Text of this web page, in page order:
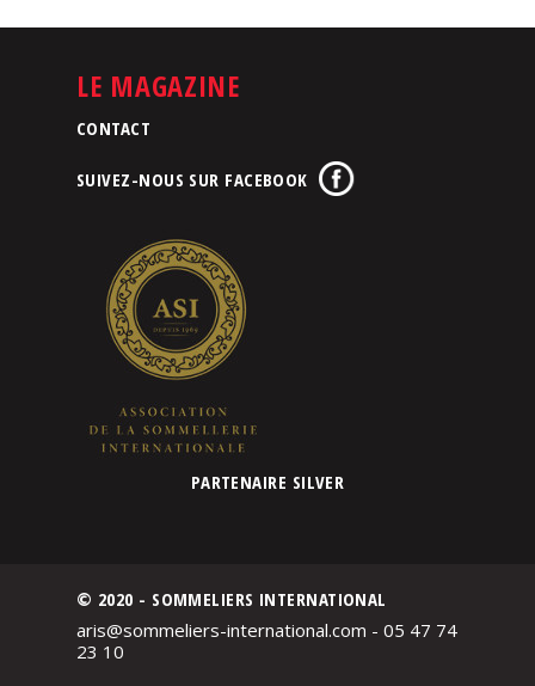
LE MAGAZINE
CONTACT
SUIVEZ-NOUS SUR FACEBOOK
PARTENAIRE SILVER
© 2020 - SOMMELIERS INTERNATIONAL
aris@sommeliers-international.com - 05 47 74
23 10